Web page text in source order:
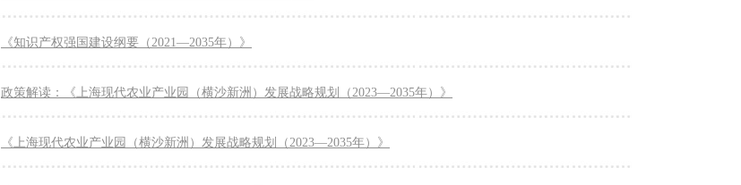
《知识产权强国建设纲要（2021—2035年）》
政策解读：《上海现代农业产业园（横沙新洲）发展战略规划（2023—2035年）》
《上海现代农业产业园（横沙新洲）发展战略规划（2023—2035年）》